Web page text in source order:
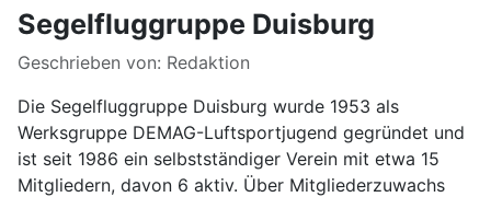
Segelfluggruppe Duisburg
Details
Geschrieben von: Redaktion
Die Segelfluggruppe Duisburg wurde 1953 als
Werksgruppe DEMAG-Luftsportjugend gegründet und
ist seit 1986 ein selbstständiger Verein mit etwa 15
Mitgliedern, davon 6 aktiv. Über Mitgliederzuwachs